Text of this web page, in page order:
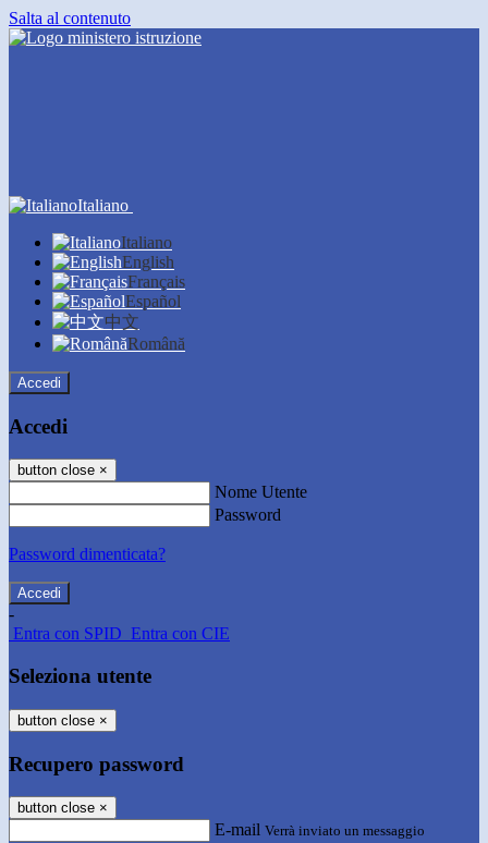
Salta al contenuto
Italiano
Italiano
English
Français
Español
中文
Română
Accedi
Accedi
button close ×
Nome Utente
Password
Password dimenticata?
-
Entra con SPID Entra con CIE
Seleziona utente
button close ×
Recupero password
button close ×
E-mail Verrà inviato un messaggio